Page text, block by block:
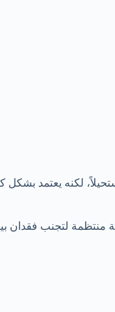
لكنه يعتمد بشكل
منتظمة لتجنب فقدان